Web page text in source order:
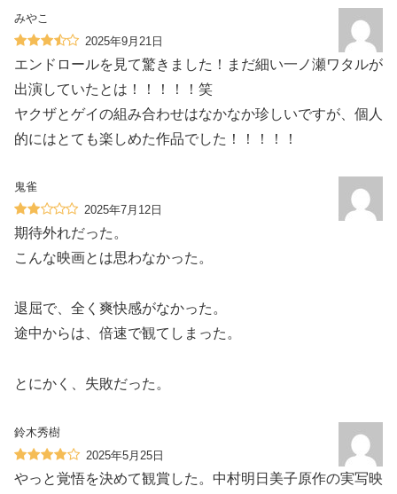
みやこ
2025年9月21日
エンドロールを見て驚きました！まだ細い一ノ瀬ワタルが
出演していたとは！！！！！笑
ヤクザとゲイの組み合わせはなかなか珍しいですが、個人
的にはとても楽しめた作品でした！！！！！
鬼雀
2025年7月12日
期待外れだった。
こんな映画とは思わなかった。
退屈で、全く爽快感がなかった。
途中からは、倍速で観てしまった。
とにかく、失敗だった。
鈴木秀樹
2025年5月25日
やっと覚悟を決めて観賞した。中村明日美子原作の実写映